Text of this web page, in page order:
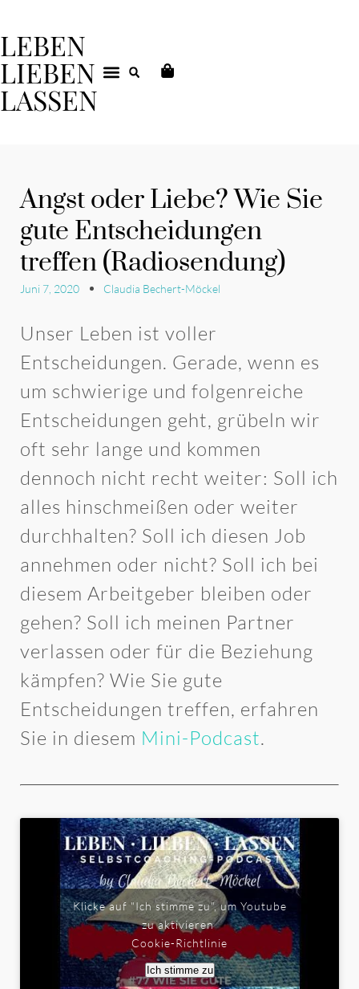
LEBEN
LIEBEN
LASSEN
Angst oder Liebe? Wie Sie
gute Entscheidungen
treffen (Radiosendung)
Juni 7, 2020 Claudia Bechert-Möckel
Unser Leben ist voller
Entscheidungen. Gerade, wenn es
um schwierige und folgenreiche
Entscheidungen geht, grübeln wir
oft sehr lange und kommen
dennoch nicht recht weiter: Soll ich
alles hinschmeißen oder weiter
durchhalten? Soll ich diesen Job
annehmen oder nicht? Soll ich bei
diesem Arbeitgeber bleiben oder
gehen? Soll ich meinen Partner
verlassen oder für die Beziehung
kämpfen? Wie Sie gute
Entscheidungen treffen, erfahren
Sie in diesem Mini-Podcast.
Klicke auf "Ich stimme zu", um Youtube
zu aktivieren
Cookie-Richtlinie
Ich stimme zu